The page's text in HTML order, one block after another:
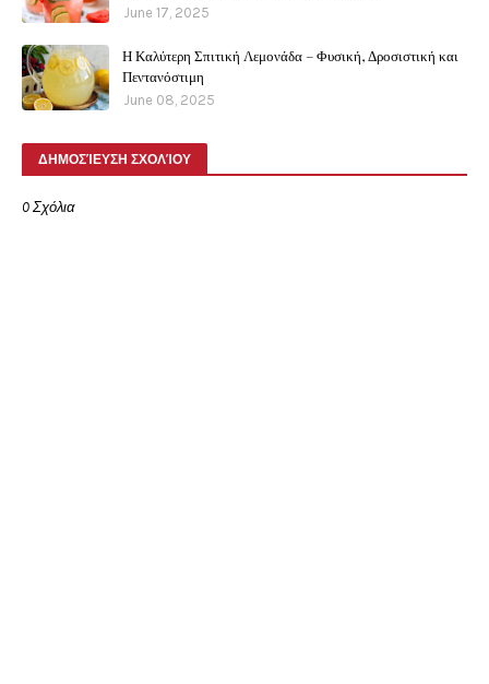
June 17, 2025
Η Καλύτερη Σπιτική Λεμονάδα – Φυσική, Δροσιστική και
Πεντανόστιμη
June 08, 2025
ΔΗΜΟΣΊΕΥΣΗ ΣΧΟΛΊΟΥ
0 Σχόλια